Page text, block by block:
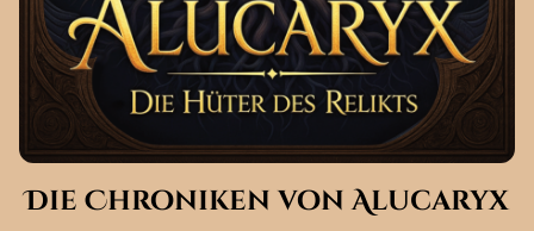
Die Chroniken von Alucaryx